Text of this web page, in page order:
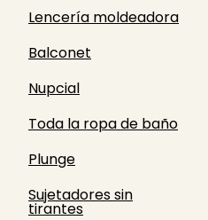
Lencería moldeadora
Balconet
Nupcial
Toda la ropa de baño
Plunge
Sujetadores sin
tirantes